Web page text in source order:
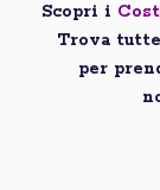
Scopri i
Trova
per